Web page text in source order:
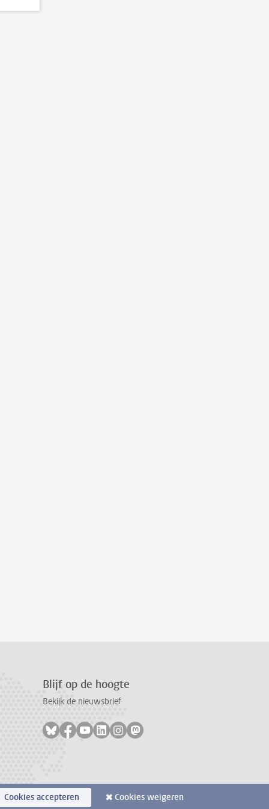
Blijf op de hoogte
Bekijk de nieuwsbrief
Volg ons op bluesky
Volg ons op facebook
Volg ons op youtube
Volg ons op linkedin
Volg ons op instagram
Volg ons op mastodon
Cookies accepteren Cookies weigeren